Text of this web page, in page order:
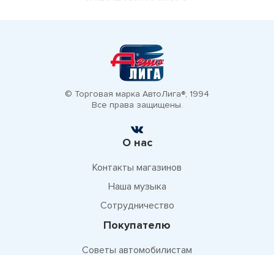
© Торговая марка АвтоЛига®, 1994
Все права защищены.
О нас
Контакты магазинов
Наша музыка
Сотрудничество
Покупателю
Советы автомобилистам